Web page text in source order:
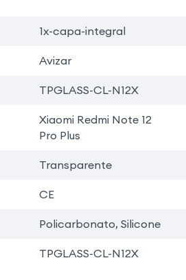
1x-capa-integral
Avizar
TPGLASS-CL-N12X
Xiaomi Redmi Note 12
Pro Plus
Transparente
CE
Policarbonato, Silicone
TPGLASS-CL-N12X